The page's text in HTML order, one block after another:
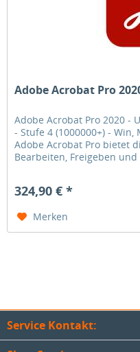
Adobe Acrobat Pro
Adobe Acrobat Pro 2020 -
- Stufe 4 (1000000+) -
Adobe Acrobat Pro bietet
Bearbeiten, Freigeben
324,90 € *
Merken
Service Kontakt: